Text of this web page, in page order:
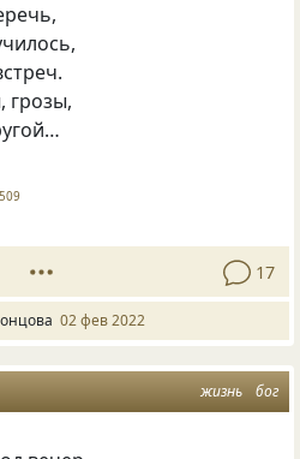
грозы,
17
02 фев 2022
жизнь бог